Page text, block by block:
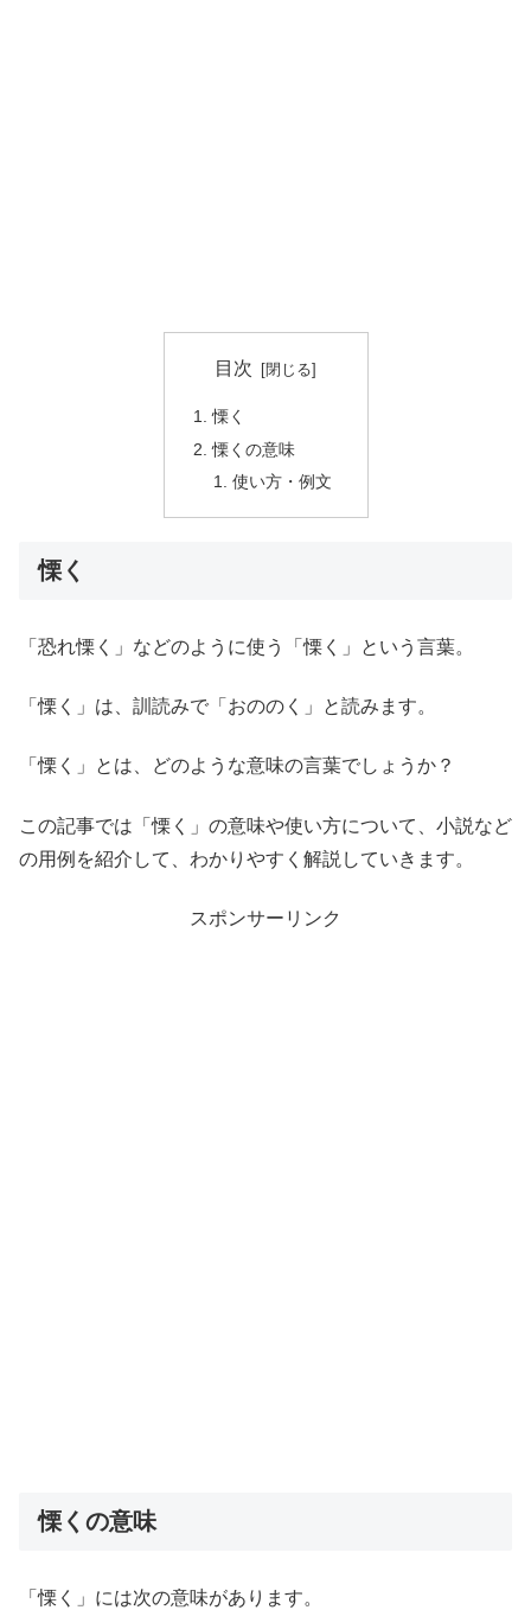
目次
慄く
慄くの意味
使い方・例文
慄く
「恐れ慄く」などのように使う「慄く」という言葉。
「慄く」は、訓読みで「おののく」と読みます。
「慄く」とは、どのような意味の言葉でしょうか？
この記事では「慄く」の意味や使い方について、小説など
の用例を紹介して、わかりやすく解説していきます。
スポンサーリンク
慄くの意味
「慄く」には次の意味があります。